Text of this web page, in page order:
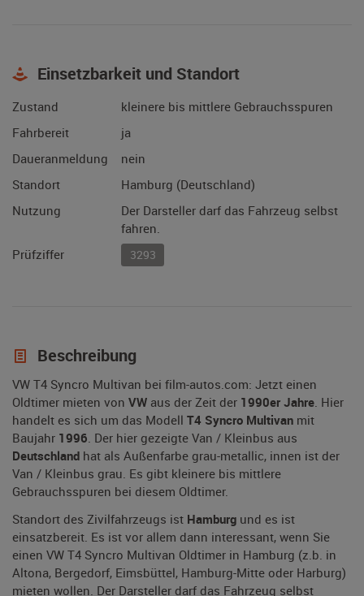
Einsetzbarkeit und Standort
Zustand
kleinere bis mittlere Gebrauchsspuren
Fahrbereit
ja
Daueranmeldung
nein
Standort
Hamburg (Deutschland)
Nutzung
Der Darsteller darf das Fahrzeug selbst
fahren.
Prüfziffer
3293
Beschreibung
VW T4 Syncro Multivan bei film-autos.com: Jetzt einen
Oldtimer mieten von VW aus der Zeit der 1990er Jahre. Hier
handelt es sich um das Modell T4 Syncro Multivan mit
Baujahr 1996. Der hier gezeigte Van / Kleinbus aus
Deutschland hat als Außenfarbe grau-metallic, innen ist der
Van / Kleinbus grau. Es gibt kleinere bis mittlere
Gebrauchsspuren bei diesem Oldtimer.
Standort des Zivilfahrzeugs ist Hamburg und es ist
einsatzbereit. Es ist vor allem dann interessant, wenn Sie
einen VW T4 Syncro Multivan Oldtimer in Hamburg (z.b. in
Altona, Bergedorf, Eimsbüttel, Hamburg-Mitte oder Harburg)
mieten wollen. Der Darsteller darf das Fahrzeug selbst